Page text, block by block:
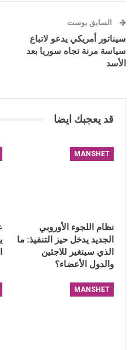
السابق بوست
سيناتور أمريكي يدعو لاتباع
سياسة مرنة تجاه سوريا بعد
الأسد
قد يعجبك ايضا
MANSHET
نظام اللجوء الأوروبي
الجديد يدخل حيز التنفيذ: ما
الذي سيتغير للاجئين
والدول الأعضاء؟
MANSHET